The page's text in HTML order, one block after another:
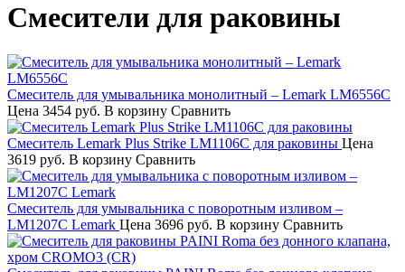
Смесители для раковины
Смеситель для умывальника монолитный – Lemark LM6556C
Цена 3454 руб. В корзину Сравнить
Смеситель Lemark Plus Strike LM1106C для раковины Цена
3619 руб. В корзину Сравнить
Смеситель для умывальника с поворотным изливом –
LM1207C Lemark Цена 3696 руб. В корзину Сравнить